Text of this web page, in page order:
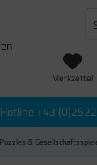
Merkzettel
Hotline +43
Puzzles &